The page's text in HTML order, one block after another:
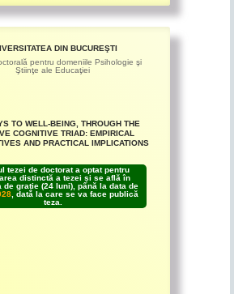
DIN BUCUREŞTI
pentru domeniile Psihologie şi
Ştiinţe ale Educaţiei
TO WELL-BEING, THROUGH THE
COGNITIVE TRIAD: EMPIRICAL
AND PRACTICAL IMPLICATIONS
tezei de doctorat a optat pentru
distinctă a tezei și se află în
de grație (24 luni), până la data de
, dată la care se va face publică
teza.